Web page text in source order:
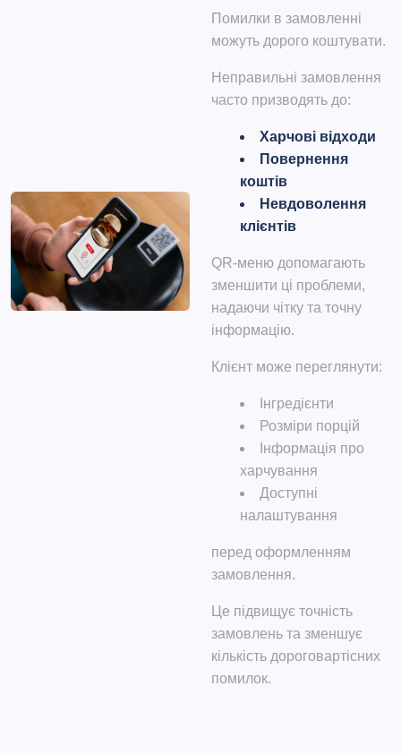
Помилки в замовленні
можуть дорого коштувати.
Неправильні замовлення
часто призводять до:
Харчові відходи
Повернення
коштів
Невдоволення
клієнтів
QR-меню допомагають
зменшити ці проблеми,
надаючи чітку та точну
інформацію.
Клієнт може переглянути:
Інгредієнти
Розміри порцій
Інформація про
харчування
Доступні
налаштування
перед оформленням
замовлення.
Це підвищує точність
замовлень та зменшує
кількість дороговартісних
помилок.